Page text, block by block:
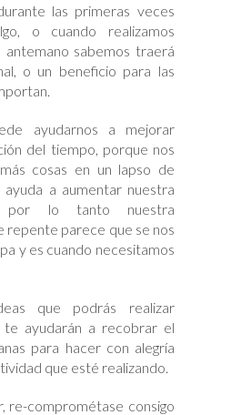
las primeras veces
o cuando realizamos
sabemos traerá
o un beneficio para las
ayudarnos a mejorar
del tiempo, porque nos
cosas en un lapso de
a aumentar nuestra
por lo tanto nuestra
repente parece que se nos
y es cuando necesitamos
que podrás realizar
ayudarán a recobrar el
para hacer con alegría
que esté realizando.
re-comprométase consigo